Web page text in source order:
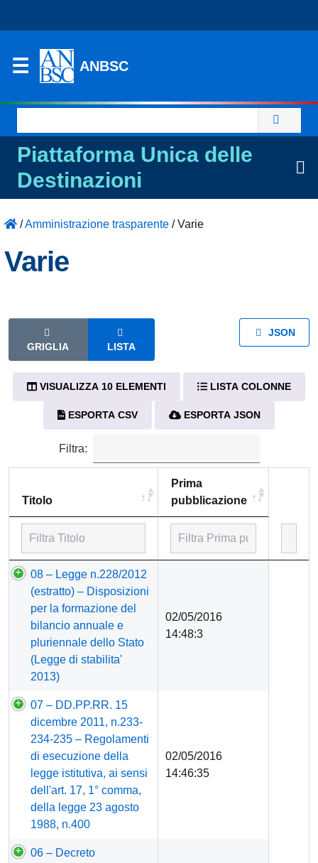
ANBSC
per:
Piattaforma Unica delle
Destinazioni
/Amministrazione trasparente /Varie
Varie
GRIGLIA LISTA
JSON
VISUALIZZA 10 ELEMENTI LISTA COLONNE
ESPORTA CSV ESPORTA JSON
Filtra:
Titolo
Prima
pubblicazione
Titolo
08 – Legge n.228/2012
(estratto) – Disposizioni
per la formazione del
bilancio annuale e
pluriennale dello Stato
(Legge di stabilita'
2013)
02/05/2016
14:48:3
07 – DD.PP.RR. 15
dicembre 2011, n.233-
234-235 – Regolamenti
di esecuzione della
legge istitutiva, ai sensi
dell'art. 17, 1° comma,
della legge 23 agosto
1988, n.400
02/05/2016
14:46:35
06 – Decreto